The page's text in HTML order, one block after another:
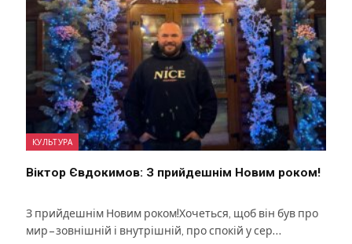
КУЛЬТУРА
Віктор Євдокимов: З прийдешнім Новим роком!
З прийдешнім Новим роком!Хочеться, щоб він був про
мир – зовнішній і внутрішній, про спокій у сер…